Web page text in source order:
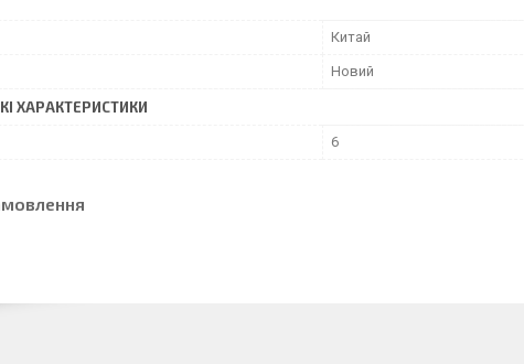
Китай
Новий
ХАРАКТЕРИСТИКИ
6